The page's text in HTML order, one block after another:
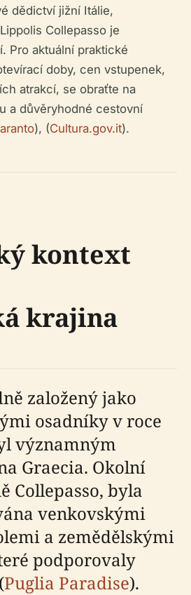
dědictví jižní Itálie,
Collepasso je
Pro aktuální praktické
doby, cen vstupenek,
atrakcí, se obraťte na
a důvěryhodné cestovní
), (Cultura.gov.it).
kontext
krajina
založený jako
osadníky v roce
významným
Graecia. Okolní
Collepasso, byla
venkovskými
a zemědělskými
podporovaly
Puglia Paradise).